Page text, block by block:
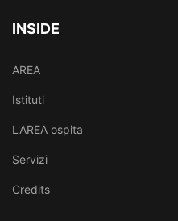
INSIDE
AREA
Istituti
L'AREA ospita
Servizi
Credits